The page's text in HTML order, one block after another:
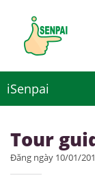
iSenpai
Tour
Đăng ngày 10/01/